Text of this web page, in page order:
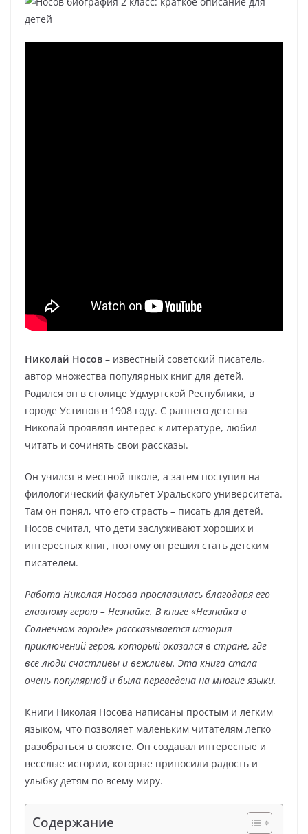
Николай Носов – известный советский писатель,
автор множества популярных книг для детей.
Родился он в столице Удмуртской Республики, в
городе Устинов в 1908 году. С раннего детства
Николай проявлял интерес к литературе, любил
читать и сочинять свои рассказы.
Он учился в местной школе, а затем поступил на
филологический факультет Уральского университета.
Там он понял, что его страсть – писать для детей.
Носов считал, что дети заслуживают хороших и
интересных книг, поэтому он решил стать детским
писателем.
Работа Николая Носова прославилась благодаря его
главному герою – Незнайке. В книге «Незнайка в
Солнечном городе» рассказывается история
приключений героя, который оказался в стране, где
все люди счастливы и вежливы. Эта книга стала
очень популярной и была переведена на многие языки.
Книги Николая Носова написаны простым и легким
языком, что позволяет маленьким читателям легко
разобраться в сюжете. Он создавал интересные и
веселые истории, которые приносили радость и
улыбку детям по всему миру.
Содержание